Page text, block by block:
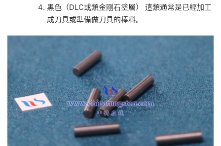
黑色（DLC或類金剛石塗層） 這類通常是已經加工
成刀具或準備做刀具的棒料。